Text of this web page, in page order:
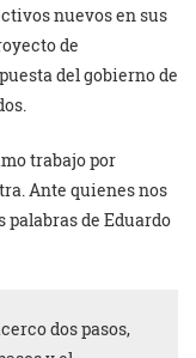
nuevos en sus
de
del gobierno de
trabajo por
Ante quienes nos
de Eduardo
dos pasos,